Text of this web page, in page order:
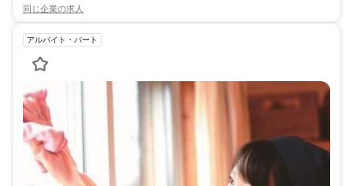
同じ企業の求人
アルバイト・パート